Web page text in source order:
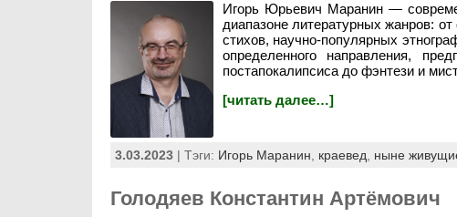
Игорь Юрьевич Маранин —
диапазоне литературных жанров:
стихов, научно-популярных
определенного направления,
постапокалипсиса до фэнтези и
[читать далее…]
3.03.2023| Тэги: Игорь Маранин краевед ныне
Голодяев Константин Артёмович